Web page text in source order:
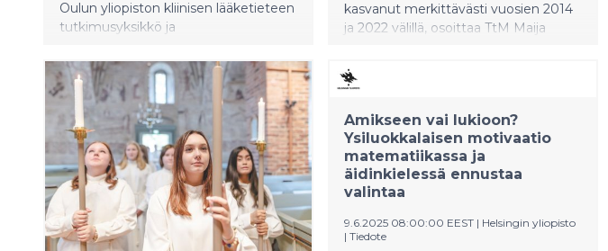
Oulun yliopiston kliinisen lääketieteen
tutkimusyksikkö ja
miten nuoruusiän ADHD:n
(aktiivisuuden ja tarkkaavuuden häiriö)
ja uhmakkuushäiriön (ODD) oireet
liittyvät aikuisiän tuloihin.
kasvanut merkittävästi vuosien 2014
ja 2022 välillä, osoittaa TtM Maija
yliopiston liikuntatieteellisessä
tiedekunnassa tehty väitöstutkimus.
26,5 % 11-vuotiaista, 53,5 % 13-
vuotiaista ja 65 % 15-vuotiaista, ja yhä
useampi käytti niitä useita kertoja
viikossa. Käyttö on kasvanut
erityisesti tytöillä.
Amikseen vai lukioon?
Ysiluokkalaisen motivaatio
matematiikassa ja
äidinkielessä ennustaa
valintaa
9.6.2025 08:00:00 EEST | Helsingin yliopisto
| Tiedote